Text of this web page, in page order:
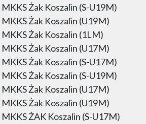
Żak Koszalin (S-U19M)
Żak Koszalin (U19M)
Żak Koszalin (1LM)
MKKS Żak Koszalin (U17M)
MKKS Żak Koszalin (S-U17M)
MKKS Żak Koszalin (S-U19M)
MKKS Żak Koszalin (U17M)
MKKS Żak Koszalin (U19M)
MKKS ŻAK Koszalin (S-U17M)